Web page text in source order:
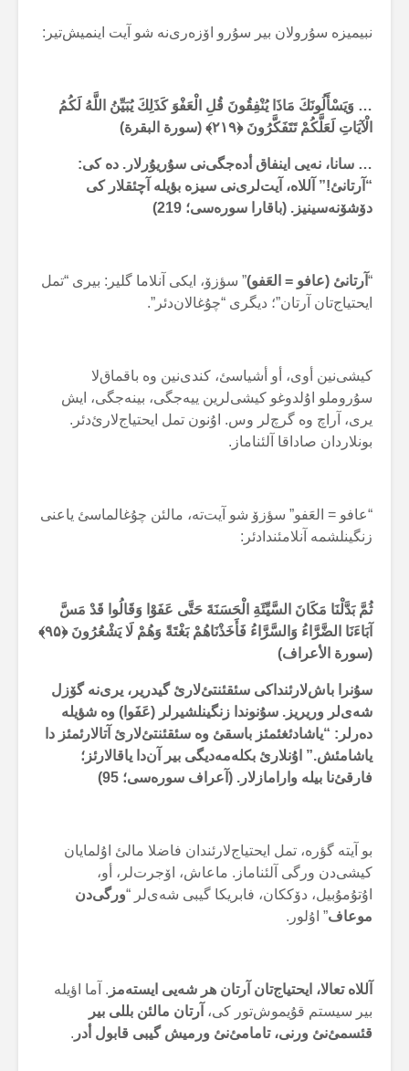
نبیمیزە سۇرولان بیر سۇرو اۆزەری‌نە شو آیت اینمیش‌تیر:
… وَيَسْأَلُونَكَ مَاذَا يُنْفِقُونَ قُلِ الْعَفْوَ كَذَلِكَ يُبَيِّنُ اللَّهُ لَكُمُ
الْآيَاتِ لَعَلَّكُمْ تَتَفَكَّرُونَ ﴿۲۱۹﴾ (سورة البقرة)
… سانا، نەیی اینفاق أدەجگی‌نی سۇریۇرلار. دە کی:
“آرتانئ!” آللاە، آیت‌لری‌نی سیزە بؤیلە آچئقلار کی
دۆشۆنەسینیز. (باقارا سورەسی؛ 219)
“ آرتانئ (عافو = العَفو)” سؤزۆ، ایکی آنلاما گلیر: بیری “تمل
ایحتیاج‌تان آرتان”؛ دیگری “چۇغالان‌دئر”.
کیشی‌نین أوی، أو أشیاسئ، کندی‌نین وە باقماق‌لا
سۇروملو اۇلدوغو کیشی‌لرین ییەجگی، بینەجگی، ایش
یری، آراچ وە گرچ‌لر وس. اۇنون تمل ایحتیاج‌لارئ‌دئر.
بونلاردان صاداقا آلئناماز.
“عافو = العَفو” سؤزۆ شو آیت‌تە، مالئن چۇغالماسئ یاعنی
زنگینلشمە آنلامئندادئر:
ثُمَّ بَدَّلْنَا مَكَانَ السَّيِّئَةِ الْحَسَنَةَ حَتَّى عَفَوْا وَقَالُوا قَدْ مَسَّ
آبَاءَنَا الضَّرَّاءُ وَالسَّرَّاءُ فَأَخَذْنَاهُمْ بَغْتَةً وَهُمْ لَا يَشْعُرُونَ ﴿۹۵﴾
(سورة الأعراف)
سۇنرا باش‌لارئنداکی سئقئنتئ‌لارئ گیدریر، یری‌نە گۆزل
شەی‌لر وریریز. سۇنوندا زنگینلشیرلر (عَفَوا) وە شؤیلە
دەرلر: “یاشادئغئمئز باسقئ وە سئقئنتئ‌لارئ آتالارئمئز دا
یاشامئش.” اۇنلارئ بکلەمەدیگی بیر آن‌دا یاقالارئز؛
فارقئ‌نا بیلە وارامازلار. (آعراف سورەسی؛ 95)
بو آیتە گؤرە، تمل ایحتیاج‌لارئندان فاضلا مالئ اۇلمایان
کیشی‌دن ورگی آلئناماز. ماعاش، اۆجرت‌لر، أو،
اۇتۇمۇبیل، دۆککان، فابریکا گیبی شەی‌لر “ورگی‌دن
موعاف” اۇلور.
آللاە تعالا، ایحتیاج‌تان آرتان هر شەیی ایستەمز . آما اؤیلە
بیر سیستم قۇیموش‌تور کی، آرتان مالئن بللی بیر
قئسمئ‌نئ ورنی، تامامئ‌نئ ورمیش گیبی قابول أدر .